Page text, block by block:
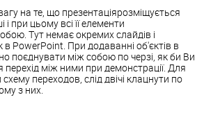
на те, що презентаціярозміщується
при цьому всі її елементи
Тут немає окремих слайдів і
в PowerPoint. При додаванні об'єктів в
поєднувати між собою по черзі, як би Ви
перехід між ними при демонстрації. Для
переходов, слід двічі клацнути по
з них.